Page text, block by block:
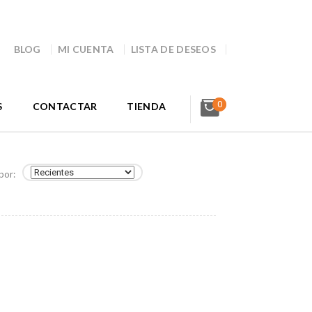
BLOG MI CUENTA LISTA DE DESEOS
CONTACTAR TIENDA 0